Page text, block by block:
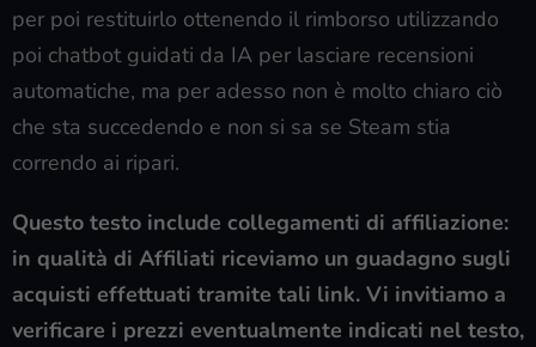
per poi restituirlo ottenendo il rimborso utilizzando
poi chatbot guidati da IA per lasciare recensioni
automatiche, ma per adesso non è molto chiaro ciò
che sta succedendo e non si sa se Steam stia
correndo ai ripari.
Questo testo include collegamenti di affiliazione:
in qualità di Affiliati riceviamo un guadagno sugli
acquisti effettuati tramite tali link. Vi invitiamo a
verificare i prezzi eventualmente indicati nel testo,